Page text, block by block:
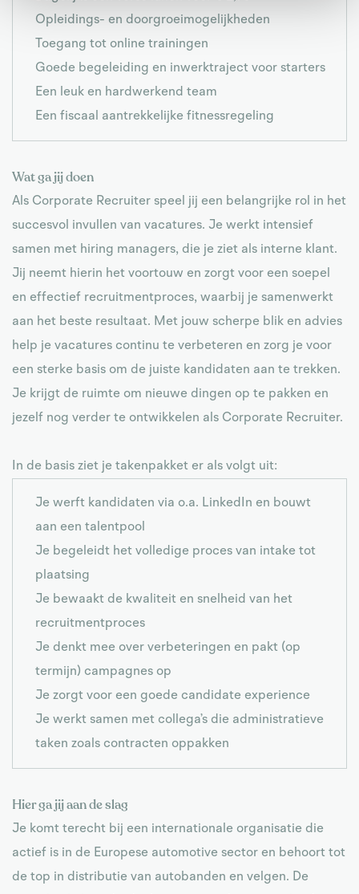
Opleidings- en doorgroeimogelijkheden
Toegang tot online trainingen
Goede begeleiding en inwerktraject voor starters
Een leuk en hardwerkend team
Een fiscaal aantrekkelijke fitnessregeling
Wat ga jij doen
Als Corporate Recruiter speel jij een belangrijke rol in het
succesvol invullen van vacatures. Je werkt intensief
samen met hiring managers, die je ziet als interne klant.
Jij neemt hierin het voortouw en zorgt voor een soepel
en effectief recruitmentproces, waarbij je samenwerkt
aan het beste resultaat. Met jouw scherpe blik en advies
help je vacatures continu te verbeteren en zorg je voor
een sterke basis om de juiste kandidaten aan te trekken.
Je krijgt de ruimte om nieuwe dingen op te pakken en
jezelf nog verder te ontwikkelen als Corporate Recruiter.
In de basis ziet je takenpakket er als volgt uit:
Je werft kandidaten via o.a. LinkedIn en bouwt
aan een talentpool
Je begeleidt het volledige proces van intake tot
plaatsing
Je bewaakt de kwaliteit en snelheid van het
recruitmentproces
Je denkt mee over verbeteringen en pakt (op
termijn) campagnes op
Je zorgt voor een goede candidate experience
Je werkt samen met collega’s die administratieve
taken zoals contracten oppakken
Hier ga jij aan de slag
Je komt terecht bij een internationale organisatie die
actief is in de Europese automotive sector en behoort tot
de top in distributie van autobanden en velgen. De